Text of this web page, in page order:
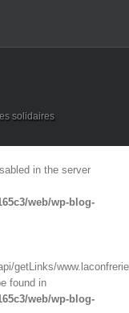
solidaires
in the server
web/wp-blog-
getLinks/
found in
web/wp-blog-